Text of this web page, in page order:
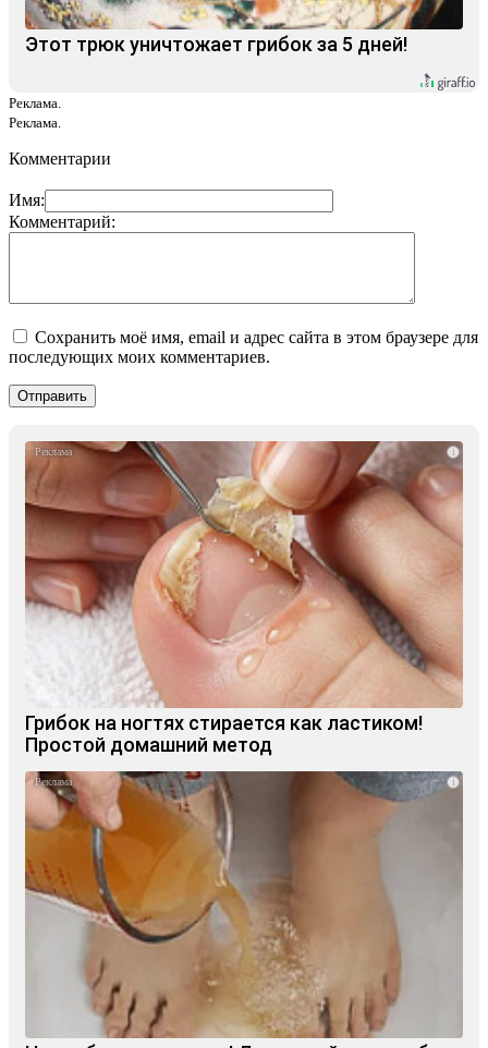
Этот трюк уничтожает грибок за 5 дней!
Реклама.
Реклама.
Комментарии
Имя:
Комментарий:
Сохранить моё имя, email и адрес сайта в этом браузере для
последующих моих комментариев.
i
Грибок на ногтях стирается как ластиком!
Простой домашний метод
i